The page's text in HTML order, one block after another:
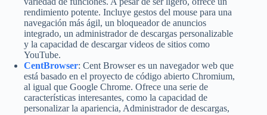
rendimiento potente. Incluye gestos del mouse para una
navegación más ágil, un bloqueador de anuncios
integrado, un administrador de descargas personalizable
y la capacidad de descargar videos de sitios como
YouTube.
CentBrowser: Cent Browser es un navegador web que
está basado en el proyecto de código abierto Chromium,
al igual que Google Chrome. Ofrece una serie de
características interesantes, como la capacidad de
personalizar la apariencia, Administrador de descargas,